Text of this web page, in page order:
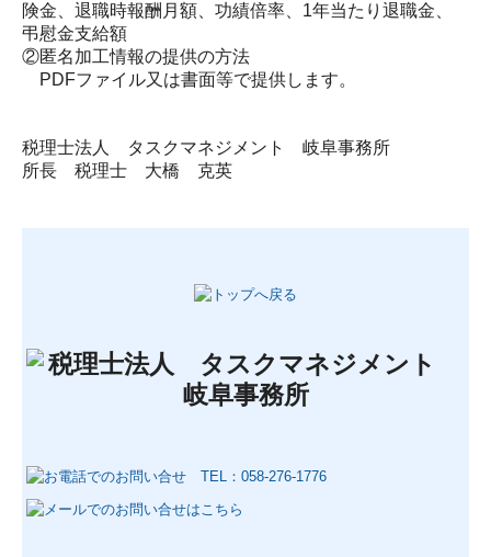
険金、退職時報酬月額、功績倍率、1年当たり退職金、
弔慰金支給額
②匿名加工情報の提供の方法
PDFファイル又は書面等で提供します。
税理士法人 タスクマネジメント 岐阜事務所
所長 税理士 大橋 克英